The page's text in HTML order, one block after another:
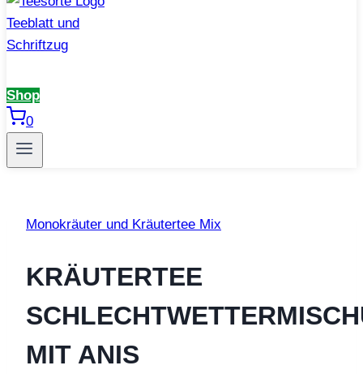
Shop
0
Monokräuter und Kräutertee Mix
KRÄUTERTEE
MIT ANIS